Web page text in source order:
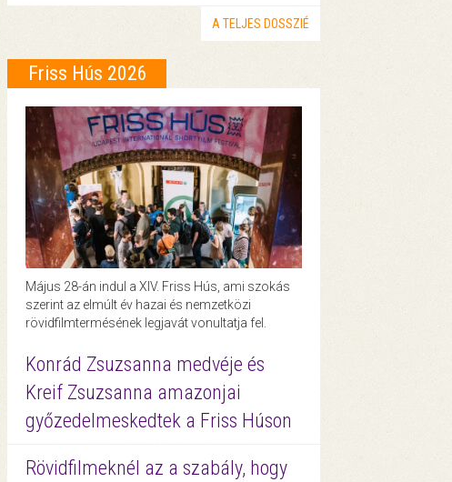
A TELJES DOSSZIÉ
Friss Hús 2026
Május 28-án indul a XIV. Friss Hús, ami szokás
szerint az elmúlt év hazai és nemzetközi
rövidfilmtermésének legjavát vonultatja fel.
Konrád Zsuzsanna medvéje és
Kreif Zsuzsanna amazonjai
győzedelmeskedtek a Friss Húson
Rövidfilmeknél az a szabály, hogy